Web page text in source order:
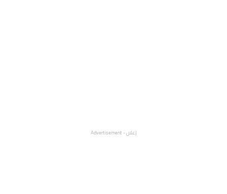
إعلان - Advertisement